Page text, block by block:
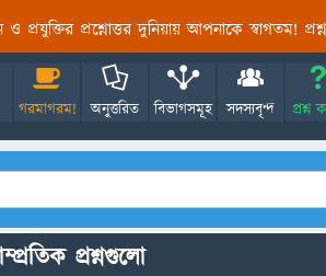
ও প্রযুক্তির প্রশ্নোত্তর দুনিয়ায় আপনাকে স্বাগতম!
গরমাগরম! অনুত্তরিত বিভাগসমূহ সদস্যবৃন্দ প্রশ্ন
প্রশ্নগুলো